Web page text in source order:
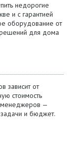
недорогие
и с гарантией
оборудование от
для дома
зависит от
стоимость
менеджеров —
и бюджет.